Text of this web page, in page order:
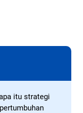
itu strategi